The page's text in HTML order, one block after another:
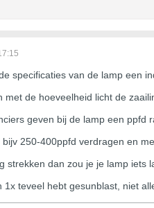
specificaties van de lamp een
met de hoeveelheid licht de
geven bij de lamp een
250-400ppfd verdragen en
strekken dan zou je je lamp iets
1x teveel hebt gesunblast, niet